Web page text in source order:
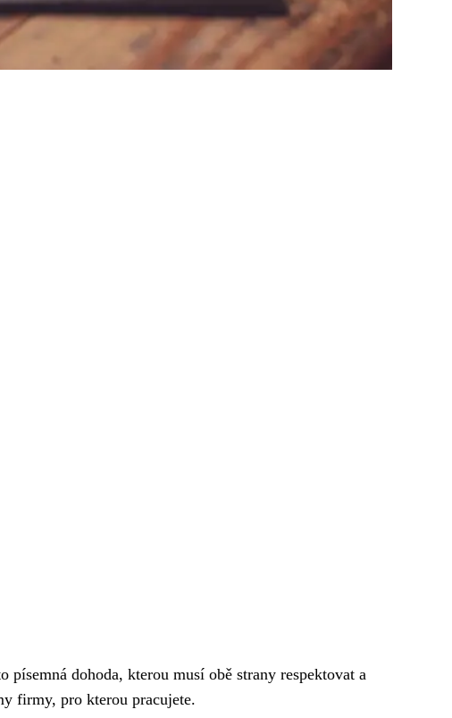
dohoda, kterou musí obě strany respektovat a
firmy, pro kterou pracujete.